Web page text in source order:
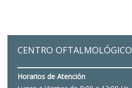
CENTRO OFTALMOLÓGICO
Horarios de Atención